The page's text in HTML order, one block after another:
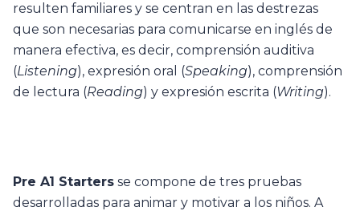
resulten familiares y se centran en las destrezas
que son necesarias para comunicarse en inglés de
manera efectiva, es decir, comprensión auditiva
(Listening), expresión oral (Speaking), comprensión
de lectura (Reading) y expresión escrita (Writing).
Pre A1 Starters se compone de tres pruebas
desarrolladas para animar y motivar a los niños. A